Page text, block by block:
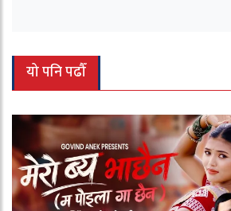
यो पनि पढौँ